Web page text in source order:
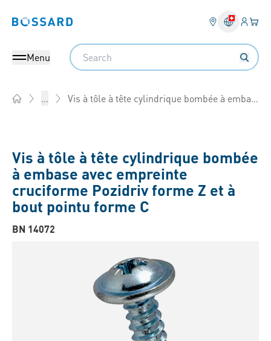
Bossard homepage
Menu
Search
... Vis à tôle à tête cylindrique bombée à embase avec empreinte cruciforme Pozidriv forme Z et à bout pointu forme C
Vis à tôle à tête cylindrique bombée
à embase avec empreinte
cruciforme Pozidriv forme Z et à
bout pointu forme C
BN 14072